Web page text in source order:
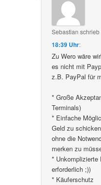
Sebastian schrieb
18:39 Uhr:
Zu Wero wäre
es nicht mit
z.B. PayPal für
* Große
Terminals)
* Einfache
Geld zu
ohne die
merken zu
* Unkomplizierte
erforderlich ;))
* Käuferschutz